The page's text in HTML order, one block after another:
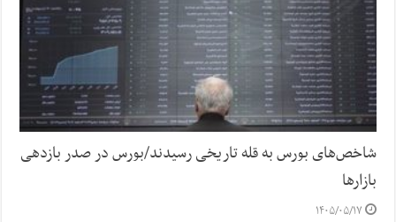
شاخص‌های بورس به قله تاریخی رسیدند/بورس در صدر بازدهی
بازارها
۱۴۰۵/۰۵/۱۷